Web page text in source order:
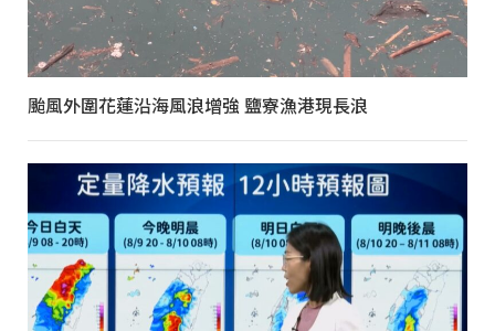
颱風外圍花蓮沿海風浪增強 鹽寮漁港現長浪